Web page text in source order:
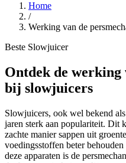
Home
/
Werking van de
Beste Slowjuicer
Ontdek de werking
bij slowjuicers
Slowjuicers, ook wel bekend
jaren sterk aan populariteit. Dit
zachte manier sappen uit
voedingsstoffen beter
deze apparaten is de